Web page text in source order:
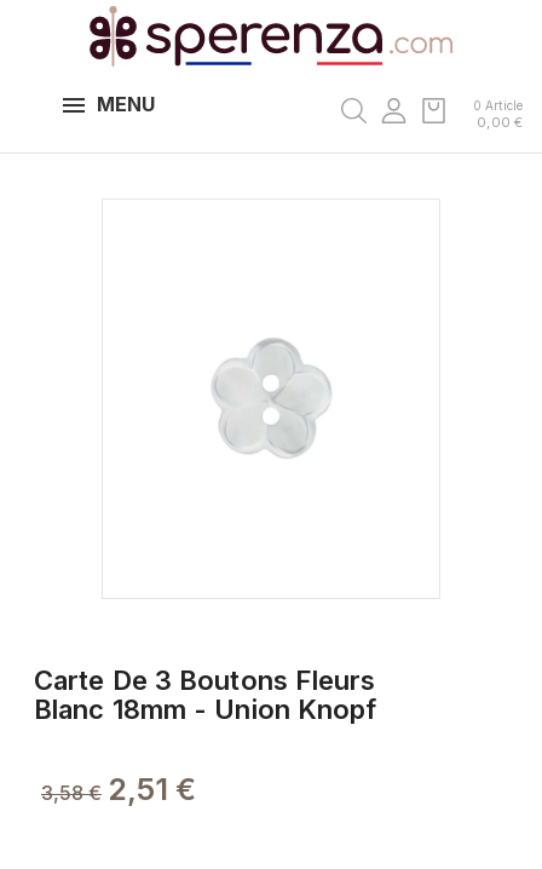
MENU 0 Article
0,00 €
Carte De 3 Boutons Fleurs
Blanc 18mm - Union Knopf
3,58 € 2,51 €